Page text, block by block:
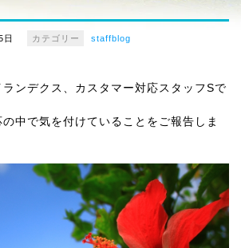
日 カテゴリー staffblog
ンデクス、カスタマー対応スタッフSで
中で気を付けていることをご報告しま